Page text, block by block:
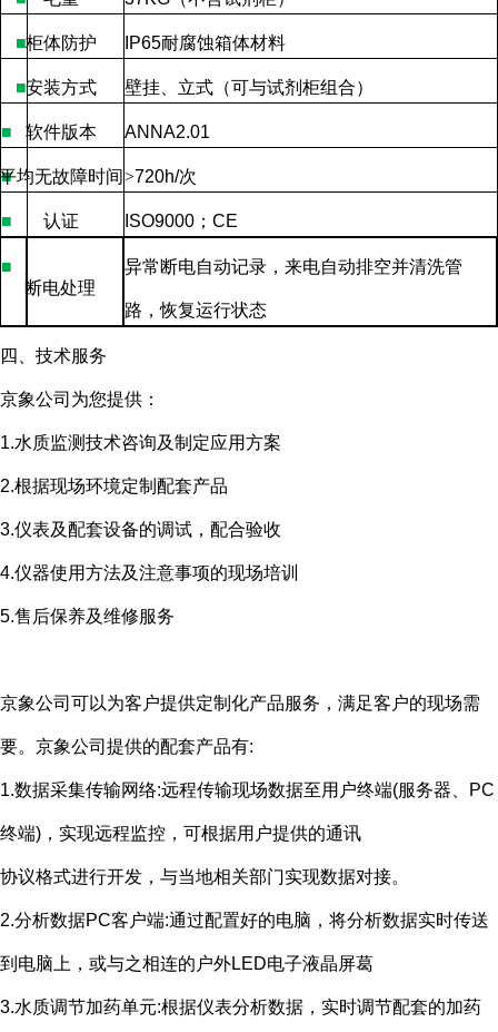
■柜体防护 IP65耐腐蚀箱体材料
■安装方式 壁挂、立式（可与试剂柜组合）
■ 软件版本 ANNA2.01
■ 均无故障时间>720h/次
■ 认证 ISO9000 ； CE
■
断电处理
异常断电自动记录，来电自动排空并清洗管
路，恢复运行状态
四、技术服务
京象公司为您提供：
1.水质监测技术咨询及制定应用方案
2.根据现场环境定制配套产品
3.仪表及配套设备的调试，配合验收
4.仪器使用方法及注意事项的现场培训
5.售后保养及维修服务
京象公司可以为客户提供定制化产品服务，满足客户的现场需
要。京象公司提供的配套产品有:
1.数据采集传输网络:远程传输现场数据至用户终端(服务器、 PC
终端) ，实现远程监控，可根据用户提供的通讯
协议格式进行开发，与当地相关部门实现数据对接。
2.分析数据PC客户端:通过配置好的电脑，将分析数据实时传送
到电脑上，或与之相连的户外LED电子液晶屏葛
3.水质调节加药单元:根据仪表分析数据，实时调节配套的加药